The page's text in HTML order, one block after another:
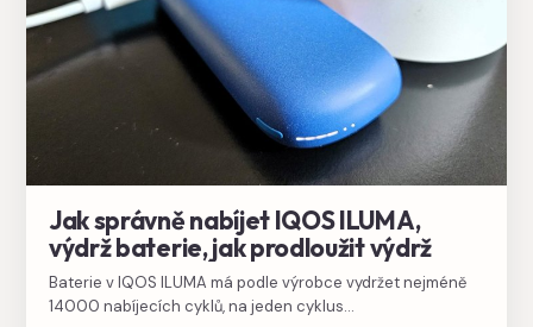
Jak správně nabíjet IQOS ILUMA,
výdrž baterie, jak prodloužit výdrž
Baterie v IQOS ILUMA má podle výrobce vydržet nejméně
14000 nabíjecích cyklů, na jeden cyklus